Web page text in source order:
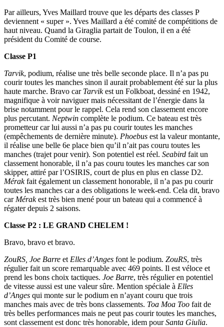
Par ailleurs, Yves Maillard trouve que les départs des classes P
deviennent « super ». Yves Maillard a été comité de compétitions de
haut niveau. Quand la Giraglia partait de Toulon, il en a été
président du Comité de course.
Classe P1
Tarvik, podium, réalise une très belle seconde place. Il n’a pas pu
courir toutes les manches sinon il aurait probablement été sur la plus
haute marche. Bravo car Tarvikest un Folkboat, dessiné en 1942,
magnifique à voir naviguer mais nécessitant de l’énergie dans la
brise notamment pour le rappel. Cela rend son classement encore
plus percutant. Neptwin complète le podium. Ce bateau est très
prometteur car lui aussi n’a pas pu courir toutes les manches
(empêchements de dernière minute). Phoebus est la valeur montante,
il réalise une belle 6e place bien qu’il n’ait pas couru toutes les
manches (trajet pour venir). Son potentiel est réel. Seabird fait un
classement honorable, il n’a pas couru toutes les manches car son
skipper, attiré par l’OSIRIS, court de plus en plus en classe D2.
Mérakfait également un classement honorable, il n’a pas pu courir
toutes les manches car a des obligations le week-end. Cela dit, bravo
car Mérakest très bien mené pour un bateau qui a commencé à
régater depuis 2 saisons.
Classe P2 : LE GRAND CHELEM !
Bravo, bravo et bravo.
ZouRS, Joe Barre et Elles d’Anges font le podium. ZouRS, très
régulier fait un score remarquable avec 469 points. Il est véloce et
prend les bons choix tactiques. Joe Barre, très régulier en potentiel
de vitesse aussi est une valeur sûre. Mention spéciale à Elles
d’Anges qui monte sur le podium en n’ayant couru que trois
manches mais avec de très bons classements. Toa Moa Too fait de
très belles performances mais ne peut pas courir toutes les manches,
sont classement est donc très honorable, idem pourSanta Giulia.